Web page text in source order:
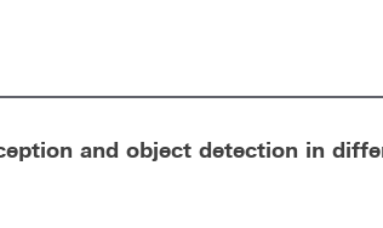
and object detection in